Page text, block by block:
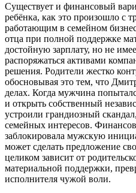
Существует и финансовый
ребёнка, как это произошло с
работающим в семейном
отца при полной поддержке
достойную зарплату, но не
распоряжаться активами
решения. Родители жестко
обосновывая это тем, что
делах. Когда мужчина
и открыть собственный
устроили грандиозный
семейных интересов.
заблокировала мужскую
может сделать предложение
целиком зависит от
материальной поддержки,
исполнителя чужой воли.